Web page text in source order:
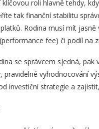
klíčovou roli hlavně tehdy,
tak finanční stabilitu
Rodina musí mít jasně
fee) či podíl na
se správcem sjedná,
pravidelné vyhodnocování
investiční strategie a